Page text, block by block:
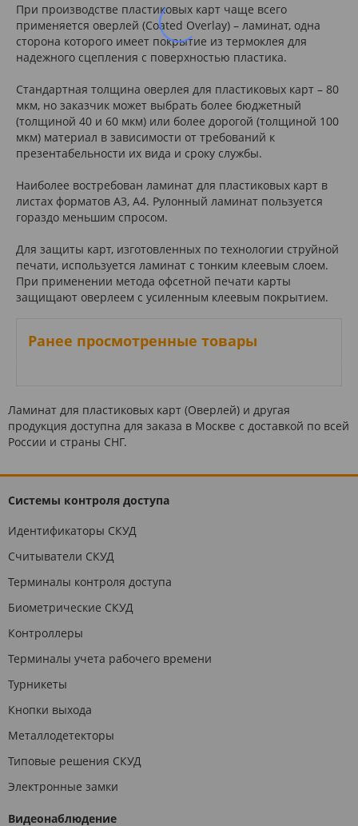
При производстве пластиковых карт чаще всего
применяется оверлей (Coated Overlay) – ламинат, одна
сторона которого имеет покрытие из термоклея для
надежного сцепления с поверхностью пластика.
Стандартная толщина оверлея для пластиковых карт – 80
мкм, но заказчик может выбрать более бюджетный
(толщиной 40 и 60 мкм) или более дорогой (толщиной 100
мкм) материал в зависимости от требований к
презентабельности их вида и сроку службы.
Наиболее востребован ламинат для пластиковых карт в
листах форматов А3, А4. Рулонный ламинат пользуется
гораздо меньшим спросом.
Для защиты карт, изготовленных по технологии струйной
печати, используется ламинат с тонким клеевым слоем.
При применении метода офсетной печати карты
защищают оверлеем с усиленным клеевым покрытием.
Ранее просмотренные товары
Ламинат для пластиковых карт (Оверлей) и другая
продукция доступна для заказа в Москве с доставкой по всей
России и страны СНГ.
Системы контроля доступа
Идентификаторы СКУД
Считыватели СКУД
Терминалы контроля доступа
Биометрические СКУД
Контроллеры
Терминалы учета рабочего времени
Турникеты
Кнопки выхода
Металлодетекторы
Типовые решения СКУД
Электронные замки
Видеонаблюдение